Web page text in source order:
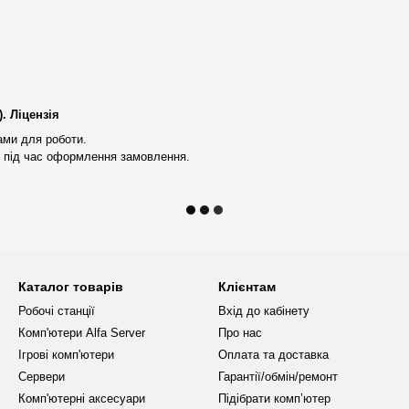
програмах як 3Ds Max,
обробки та аналізу великих
#24 чудово підходить для
Pro, After Effects,
5070 12GB, робоча станція
всі необхідні ресурси
Ліцензія
для роботи.
час оформлення замовлення.
Каталог товарів
Робочі станції
Комп'ютери Alfa Server
Ігрові комп'ютери
Сервери
Комп'ютерні аксесуари
Клієнтам
Вхід до кабінету
Про нас
Оплата та доставка
Гарантії/обмін/ремонт
Підібрати комп’ютер